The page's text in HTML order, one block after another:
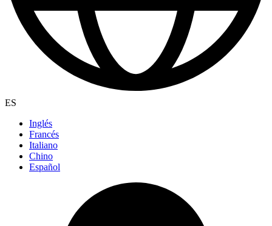
ES
Inglés
Francés
Italiano
Chino
Español